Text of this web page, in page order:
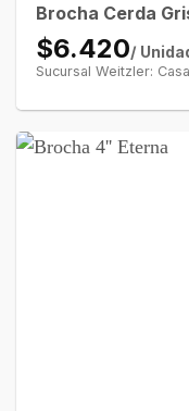
Brocha Cerda
$6.420/
Sucursal Weitzler: